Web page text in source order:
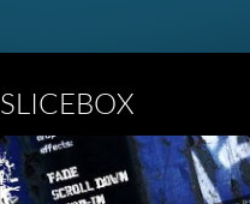
SLICEBOX